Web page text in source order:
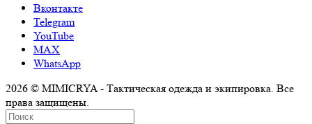
Вконтакте
Telegram
YouTube
MAX
WhatsApp
2026 © MIMICRYA - Тактическая одежда и экипировка. Все
права защищены.